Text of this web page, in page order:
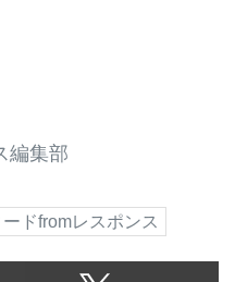
編集部
ドfromレスポンス